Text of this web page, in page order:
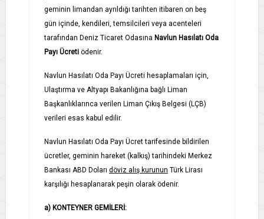
geminin limandan ayrıldığı tarihten itibaren on beş
gün içinde, kendileri, temsilcileri veya acenteleri
tarafından Deniz Ticaret Odasına Navlun Hasılatı Oda
Payı Ücreti ödenir.
Navlun Hasılatı Oda Payı Ücreti hesaplamaları için,
Ulaştırma ve Altyapı Bakanlığına bağlı Liman
Başkanlıklarınca verilen Liman Çıkış Belgesi (LÇB)
verileri esas kabul edilir.
Navlun Hasılatı Oda Payı Ücret tarifesinde bildirilen
ücretler, geminin hareket (kalkış) tarihindeki Merkez
Bankası ABD Doları döviz alış kurunun Türk Lirası
karşılığı hesaplanarak peşin olarak ödenir.
a) KONTEYNER GEMİLERİ: